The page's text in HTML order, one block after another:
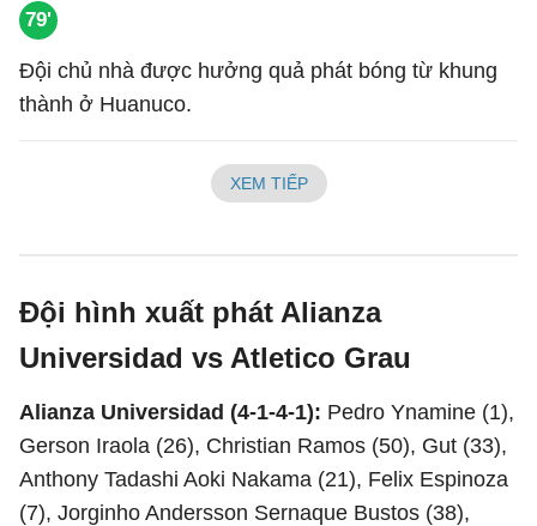
79'
Đội chủ nhà được hưởng quả phát bóng từ khung
thành ở Huanuco.
XEM TIẾP
Đội hình xuất phát Alianza
Universidad vs Atletico Grau
Alianza Universidad (4-1-4-1): Pedro Ynamine (1),
Gerson Iraola (26), Christian Ramos (50), Gut (33),
Anthony Tadashi Aoki Nakama (21), Felix Espinoza
(7), Jorginho Andersson Sernaque Bustos (38),